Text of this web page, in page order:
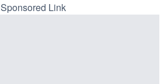
Sponsored Link